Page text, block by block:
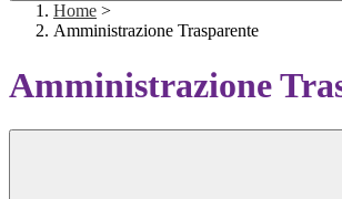
Home >
Amministrazione Trasparente
Amministrazione